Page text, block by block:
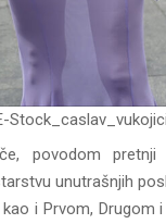
povodom
unutrašnjih
i Prvom, Drugom